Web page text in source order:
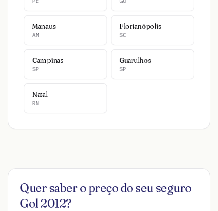
Manaus
AM
Florianópolis
SC
Campinas
SP
Guarulhos
SP
Natal
RN
Quer saber o preço do seu seguro
Gol 2012?